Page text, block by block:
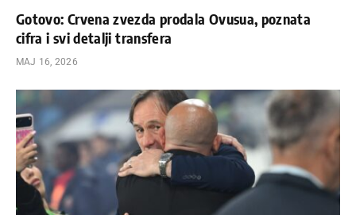
Gotovo: Crvena zvezda prodala Ovusua, poznata
cifra i svi detalji transfera
МАЈ 16, 2026